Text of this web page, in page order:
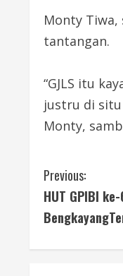
Monty Tiwa,
tantangan.
“GJLS itu
justru di situ
Monty,
C
o
Previous:
HUT GPIBI